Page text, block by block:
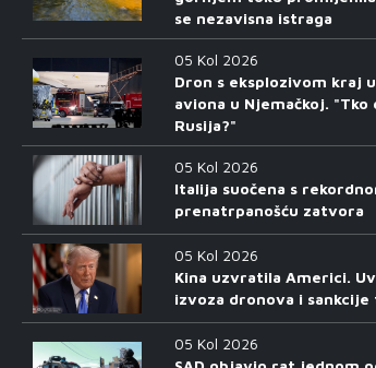
se nezavisna istraga
05 Kol 2026
Dron s eksplozivom kraj
aviona u Njemačkoj. "Tko
Rusija?"
05 Kol 2026
Italija suočena s
prenatrpanošću zatvora
05 Kol 2026
Kina uzvratila Americi.
izvoza dronova i
05 Kol 2026